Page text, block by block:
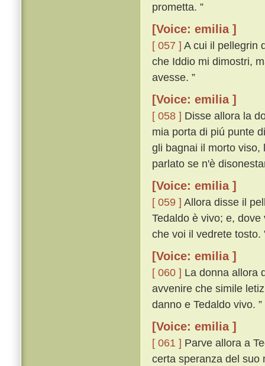
prometta. ”
[Voice: emilia ]
[ 057 ] A cui il pellegrin
che Iddio mi dimostri,
avesse. ”
[Voice: emilia ]
[ 058 ] Disse allora la
mia porta di piú punte
gli bagnai il morto viso,
parlato se n'è
[Voice: emilia ]
[ 059 ] Allora disse il
Tedaldo è vivo; e,
che voi il vedrete tosto.
[Voice: emilia ]
[ 060 ] La donna allora
avvenire che simile
danno e Tedaldo vivo. ”
[Voice: emilia ]
[ 061 ] Parve allora a
certa speranza del suo